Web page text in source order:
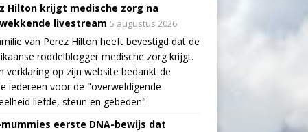
Hilton krijgt medische zorg na
livestream 5 augustus 2026
van Perez Hilton heeft bevestigd dat de
roddelblogger medische zorg krijgt.
verklaring op zijn website bedankt de
iedereen voor de "overweldigende
liefde, steun en gebeden".
eerste DNA-bewijs dat